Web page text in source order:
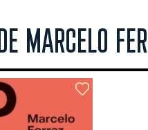
MARCELO